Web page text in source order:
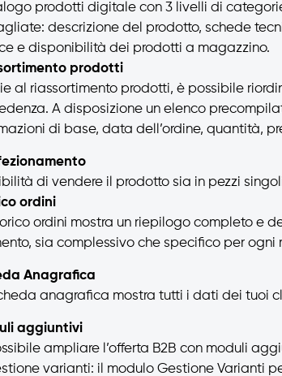
prodotti digitale con 3 livelli di
descrizione del prodotto, schede
e disponibilità dei prodotti a magazzino.
prodotti
al riassortimento prodotti, è possibile
A disposizione un elenco
di base, data dell’ordine, quantità,
di vendere il prodotto sia in pezzi
ordini
ordini mostra un riepilogo completo e
sia complessivo che specifico per ogni
Anagrafica
anagrafica mostra tutti i dati dei tuoi
aggiuntivi
ampliare l’offerta B2B con moduli
varianti: il modulo Gestione Varianti